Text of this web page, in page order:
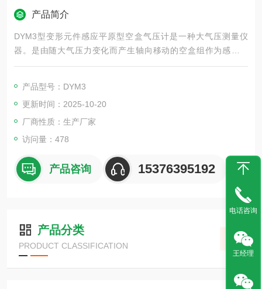
产品简介
DYM3型变形元件感应平原型空盒气压计是一种大气压测量仪
器。是由随大气压力变化而产生轴向移动的空盒组作为感应原
件，它通过拉杆和传动机构带动指针、指示出当时的大气压力
质、工矿企业和科研等领域，成为测量大气压力的常规仪器。
产品型号：DYM3
更新时间：2025-10-20
厂商性质：生产厂家
访问量：478
产品咨询 15376395192
产品分类
PRODUCT CLASSIFICATION
电话咨询
王经理